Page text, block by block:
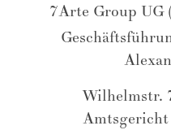
7Arte Group UG
Wilhelmstr.